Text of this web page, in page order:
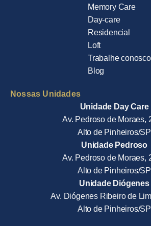
Memory Care
Day-care
Residencial
Loft
Trabalhe conosco
Blog
Nossas Unidades
Unidade Day Care
Av. Pedroso de Moraes,
Alto de Pinheiros/SP
Unidade Pedroso
Av. Pedroso de Moraes,
Alto de Pinheiros/SP
Unidade Diógenes
Av. Diógenes Ribeiro de
Alto de Pinheiros/SP